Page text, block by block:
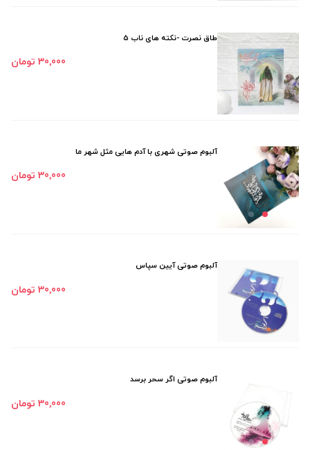
طاق نصرت -نکته های ناب 5
30٬000 تومان
آلبوم صوتی شهری با آدم هایی مثل شهر ما
30٬000 تومان
آلبوم صوتی آیین سپاس
30٬000 تومان
آلبوم صوتی اگر سحر برسد
30٬000 تومان